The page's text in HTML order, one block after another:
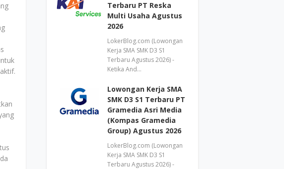
Terbaru PT Reska
Multi Usaha Agustus
2026
LokerBlog.com (Lowongan
Kerja SMA SMK D3 S1
Terbaru Agustus 2026) -
Ketika And…
Lowongan Kerja SMA
SMK D3 S1 Terbaru PT
Gramedia Asri Media
(Kompas Gramedia
Group) Agustus 2026
LokerBlog.com (Lowongan
Kerja SMA SMK D3 S1
Terbaru Agustus 2026) -